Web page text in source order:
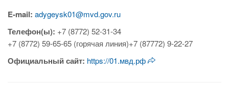
E-mail: adygeysk01@mvd.gov.ru
Телефон(ы): +7 (8772) 52-31-34
+7 (8772) 59-65-65 (горячая линия)+7 (87772) 9-22-27
Официальный сайт: https://01.мвд.рф